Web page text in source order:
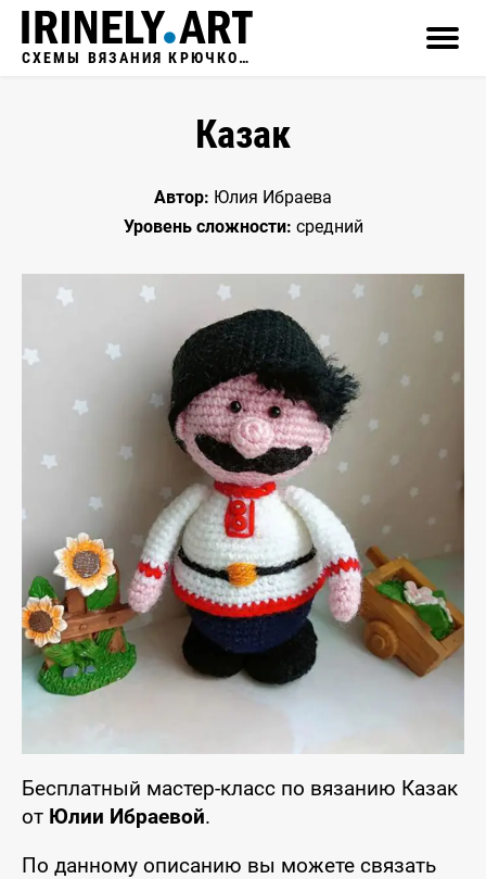
СХЕМЫ ВЯЗАНИЯ КРЮЧКОМ
Казак
Автор: Юлия Ибраева
Уровень сложности: средний
Бесплатный мастер-класс по вязанию Казак
от Юлии Ибраевой.
По данному описанию вы можете связать